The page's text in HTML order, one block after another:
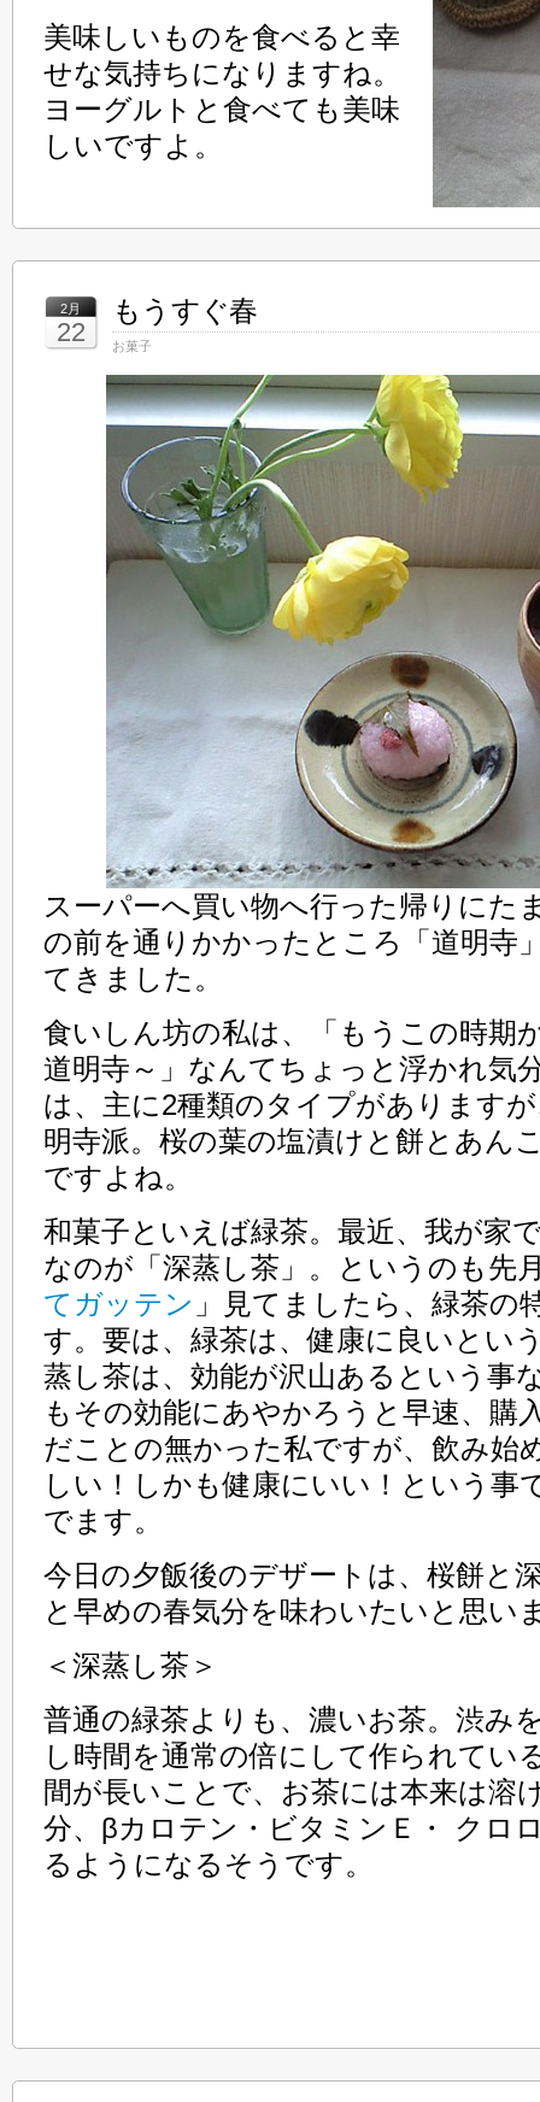
美味しいものを食べると幸
せな気持ちになりますね。
ヨーグルトと食べても美味
しいですよ。
2月
22
もうすぐ春
お菓子
スーパーへ買い物へ行った帰りにた
の前を通りかかったところ「道明寺
てきました。
食いしん坊の私は、「もうこの時期
道明寺～」なんてちょっと浮かれ気
は、主に2種類のタイプがあります
明寺派。桜の葉の塩漬けと餅とあん
ですよね。
和菓子といえば緑茶。最近、我が家
なのが「深蒸し茶」。というのも先
てガッテン 」見てましたら、緑茶の
す。要は、緑茶は、健康に良いとい
蒸し茶は、効能が沢山あるという事
もその効能にあやかろうと早速、購
だことの無かった私ですが、飲み始
しい！しかも健康にいい！という事
でます。
今日の夕飯後のデザートは、桜餅
と早めの春気分を味わいたいと思い
＜深蒸し茶＞
普通の緑茶よりも、濃いお茶。渋み
し時間を通常の倍にして作られてい
間が長いことで、お茶には本来は溶
分、βカロテン・ビタミンＥ・ クロ
るようになるそうです。